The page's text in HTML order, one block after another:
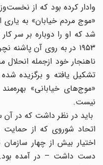
وادار کرده بود که از
«موج مردم خیابان» به یاری
شد که او را دوباره بر سر کار
١٩۵٣ در به روی آن پاشنه
ناهنجار خود ازجمله
تشکیل یافته و برگزیده
«موج‌های خیابانی»
نیست.
باید در نظر داشت که در آن
اتحاد شوروی که از حمایت
اختیار بیش از چهار سازمان
دست داشت – در آمده بود.